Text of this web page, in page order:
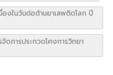
งในวันต่อต้านยาเสพติดโลก ปี
ดการประกวดโคงการวิทยา